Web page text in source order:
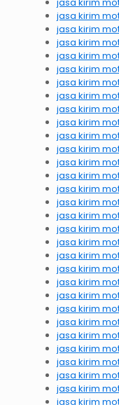
jasa kirim
jasa kirim
jasa kirim
jasa kirim
jasa kirim
jasa kirim
jasa kirim
jasa kirim
jasa kirim
jasa kirim
jasa kirim
jasa kirim
jasa kirim
jasa kirim
jasa kirim
jasa kirim
jasa kirim
jasa kirim
jasa kirim
jasa kirim
jasa kirim
jasa kirim
jasa kirim
jasa kirim
jasa kirim
jasa kirim
jasa kirim
jasa kirim
jasa kirim
jasa kirim